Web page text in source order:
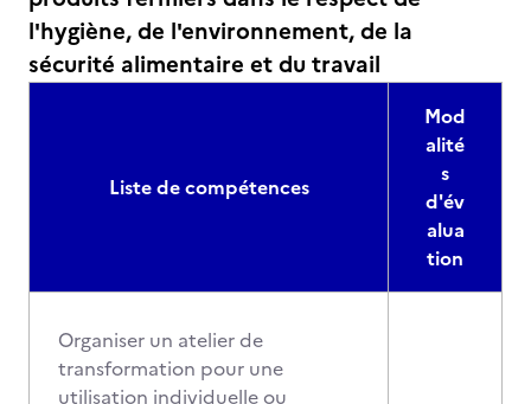
l'hygiène, de l'environnement, de la
sécurité alimentaire et du travail
Liste de compétences
Mod
alité
s
d'év
alua
tion
Organiser un atelier de
transformation pour une
utilisation individuelle ou